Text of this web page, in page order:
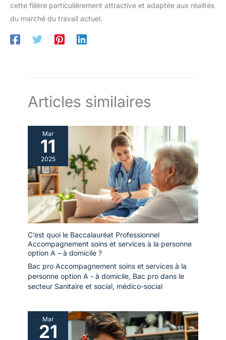
cette filière particulièrement attractive et adaptée aux réalités
du marché du travail actuel.
Articles similaires
Mar
11
2025
C’est quoi le Baccalauréat Professionnel
Accompagnement soins et services à la personne
option A – à domicile ?
Bac pro Accompagnement soins et services à la
personne option A - à domicile, Bac pro dans le
secteur Sanitaire et social, médico-social
Mar
21